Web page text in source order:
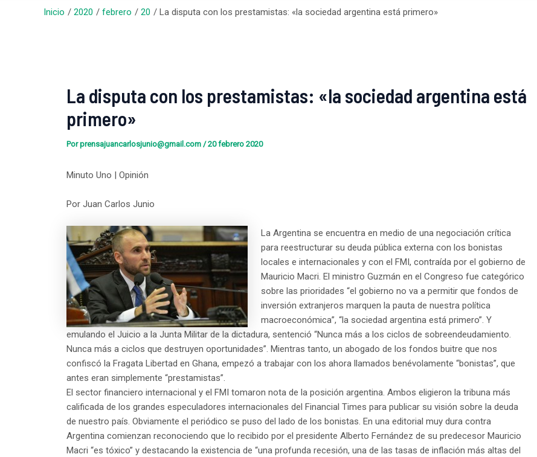
Inicio 2020 febrero 20 La disputa con los prestamistas: «la sociedad argentina está primero»
La disputa con los prestamistas: «la sociedad argentina está
primero»
Porprensajuancarlosjunio@gmail.com /20 febrero 2020
Minuto Uno | Opinión
Por Juan Carlos Junio
La Argentina se encuentra en medio de una negociación crítica
para reestructurar su deuda pública externa con los bonistas
locales e internacionales y con el FMI, contraída por el gobierno de
Mauricio Macri. El ministro Guzmán en el Congreso fue categórico
sobre las prioridades “el gobierno no va a permitir que fondos de
inversión extranjeros marquen la pauta de nuestra política
macroeconómica”, “la sociedad argentina está primero”. Y
emulando el Juicio a la Junta Militar de la dictadura, sentenció “Nunca más a los ciclos de sobreendeudamiento.
Nunca más a ciclos que destruyen oportunidades”. Mientras tanto, un abogado de los fondos buitre que nos
confiscó la Fragata Libertad en Ghana, empezó a trabajar con los ahora llamados benévolamente “bonistas”, que
antes eran simplemente “prestamistas”.
El sector financiero internacional y el FMI tomaron nota de la posición argentina. Ambos eligieron la tribuna más
calificada de los grandes especuladores internacionales del Financial Times para publicar su visión sobre la deuda
de nuestro país. Obviamente el periódico se puso del lado de los bonistas. En una editorial muy dura contra
Argentina comienzan reconociendo que lo recibido por el presidente Alberto Fernández de su predecesor Mauricio
Macri “es tóxico” y destacando la existencia de “una profunda recesión, una de las tasas de inflación más altas del